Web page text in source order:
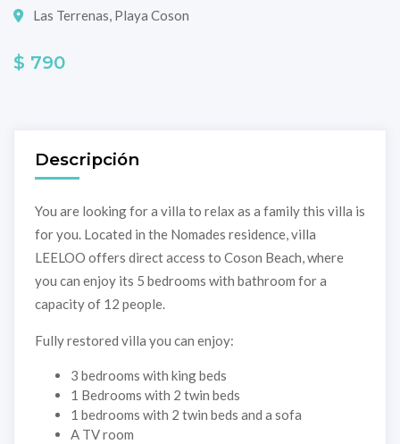
Las Terrenas, Playa Coson
$ 790
Descripción
You are looking for a villa to relax as a family this villa is
for you. Located in the Nomades residence, villa
LEELOO offers direct access to Coson Beach, where
you can enjoy its 5 bedrooms with bathroom for a
capacity of 12 people.
Fully restored villa you can enjoy:
3 bedrooms with king beds
1 Bedrooms with 2 twin beds
1 bedrooms with 2 twin beds and a sofa
A TV room